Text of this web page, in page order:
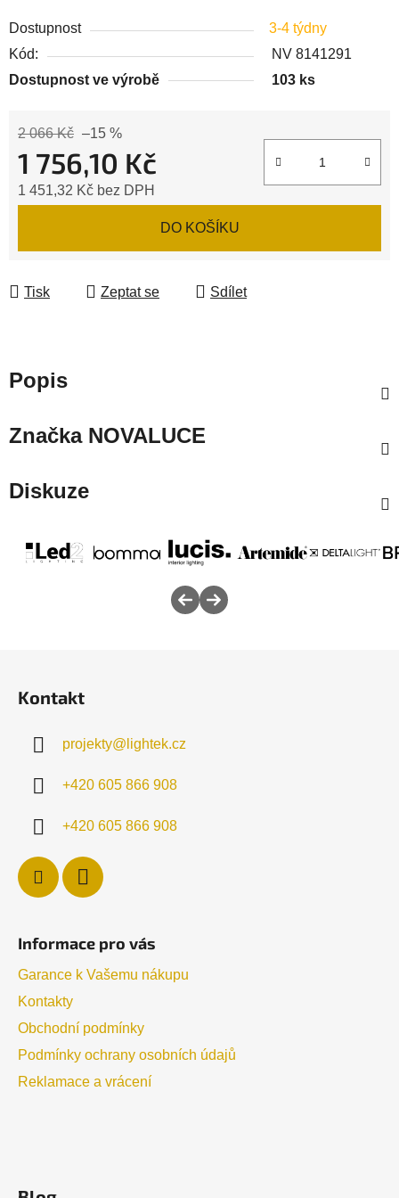
Dostupnost
3-4 týdny
Kód:
NV 8141291
Dostupnost ve výrobě
103 ks
2 066 Kč –15 %
1 756,10 Kč
1 451,32 Kč bez DPH
DO KOŠÍKU
Tisk Zeptat se Sdílet
Popis
ZnačkaNOVALUCE
Diskuze
Kontakt
projekty@ lightek.cz
+420 605 866 908
+420 605 866 908
Informace pro vás
Garance k Vašemu nákupu
Kontakty
Obchodní podmínky
Podmínky ochrany osobních údajů
Reklamace a vrácení